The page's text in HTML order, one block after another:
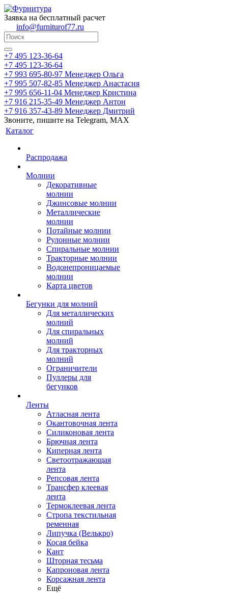
Заявка на бесплатный расчет
info@furniturof77.ru
+7 495 123-36-64
+7 495 123-36-64
+7 993 695-80-97 Менеджер Ольга
+7 995 507-82-85 Менеджер Анастасия
+7 995 656-11-04 Менеджер Кристина
+7 916 215-35-49 Менеджер Антон
+7 916 357-43-89 Менеджер Дмитрий
Звоните, пишите на Telegram, MAX
Каталог
Распродажа
Молнии
Декоративные
молнии
Джинсовые молнии
Металлические
молнии
Потайные молнии
Рулонные молнии
Спиральные молнии
Тракторные молнии
Водонепроницаемые
молнии
Карта цветов
Бегунки для молний
Для металлических
молний
Для спиральных
молний
Для тракторных
молний
Ограничители
Пуллеры для
бегунков
Ленты
Атласная лента
Окантовочная лента
Силиконовая лента
Брючная лента
Киперная лента
Светоотражающая
лента
Репсовая лента
Трансфер клеевая
лента
Термоклеевая лента
Стропа текстильная
ременная
Липучка (Велькро)
Косая бейка
Кант
Шторная тесьма
Капроновая лента
Корсажная лента
Ещё